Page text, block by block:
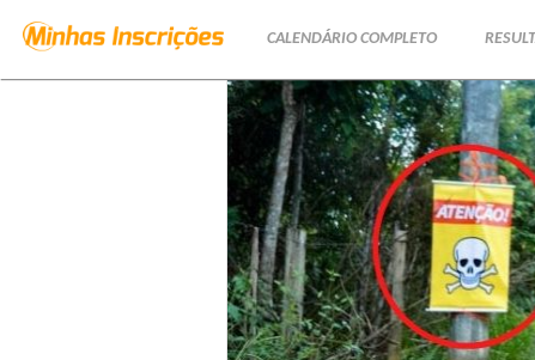
CALENDÁRIO COMPLETO